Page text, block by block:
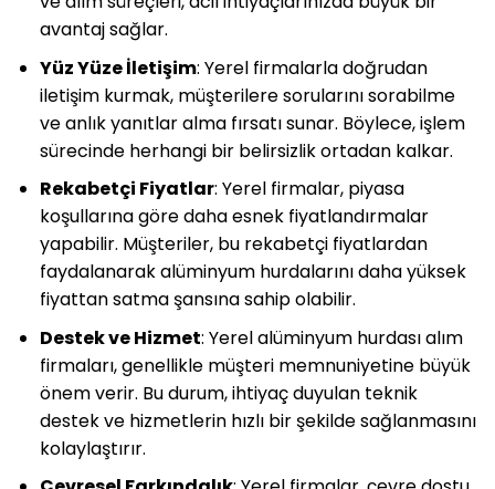
avantaj sağlar.
Yüz Yüze İletişim: Yerel firmalarla doğrudan
iletişim kurmak, müşterilere sorularını sorabilme
ve anlık yanıtlar alma fırsatı sunar. Böylece, işlem
sürecinde herhangi bir belirsizlik ortadan kalkar.
Rekabetçi Fiyatlar: Yerel firmalar, piyasa
koşullarına göre daha esnek fiyatlandırmalar
yapabilir. Müşteriler, bu rekabetçi fiyatlardan
faydalanarak alüminyum hurdalarını daha yüksek
fiyattan satma şansına sahip olabilir.
Destek ve Hizmet: Yerel alüminyum hurdası alım
firmaları, genellikle müşteri memnuniyetine büyük
önem verir. Bu durum, ihtiyaç duyulan teknik
destek ve hizmetlerin hızlı bir şekilde sağlanmasını
kolaylaştırır.